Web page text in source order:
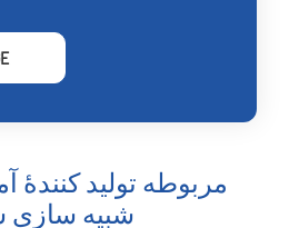
مربوطه تولید کنندۀ
شبیه سازی